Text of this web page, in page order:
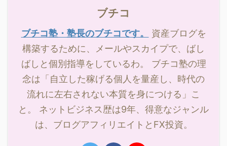
ブチコ
ブチコ塾・塾長のブチコです。
資産ブログを
構築するために、メールやスカイプで、ばし
ばしと個別指導をしているわ。 ブチコ塾の理
念は「自立した稼げる個人を量産し、時代の
流れに左右されない本質を身につける」こ
と。 ネットビジネス歴は9年、得意なジャンル
は、ブログアフィリエイトとFX投資。